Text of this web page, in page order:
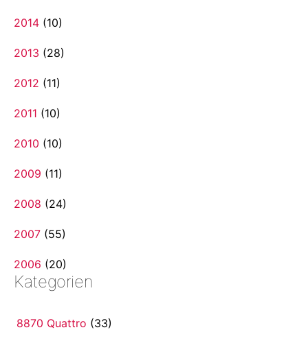
2014 (10)
2013 (28)
2012 (11)
2011 (10)
2010 (10)
2009 (11)
2008 (24)
2007 (55)
2006 (20)
Kategorien
8870 Quattro (33)